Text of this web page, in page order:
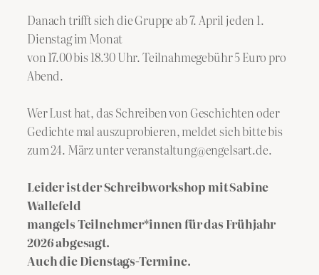
Danach trifft sich die Gruppe ab 7. April jeden 1.
Dienstag im Monat
von 17.00 bis 18.30 Uhr. Teilnahmegebühr 5 Euro pro
Abend.
Wer Lust hat, das Schreiben von Geschichten oder
Gedichte mal auszuprobieren, meldet sich bitte bis
zum 24. März unter veranstaltung@engelsart.de.
Leider ist der Schreibworkshop mit Sabine
Wallefeld
mangels Teilnehmer*innen für das Frühjahr
2026 abgesagt.
Auch die Dienstags-Termine.